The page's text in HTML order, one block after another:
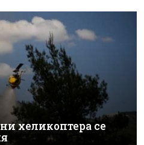
хеликоптера се